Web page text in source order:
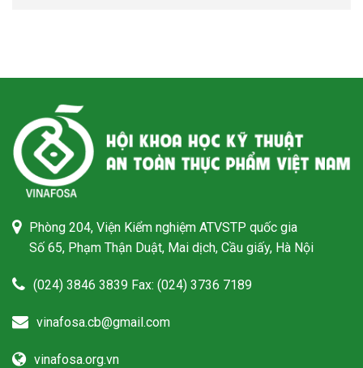
Phòng 204, Viện Kiểm nghiệm ATVSTP quốc gia
Số 65, Phạm Thận Duật, Mai dịch, Cầu giấy, Hà Nội
(024) 3846 3839 Fax: (024) 3736 7189
vinafosa.cb@gmail.com
vinafosa.org.vn